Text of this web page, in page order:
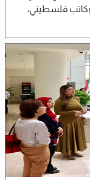
صحفي وكاتب فلسطيني،